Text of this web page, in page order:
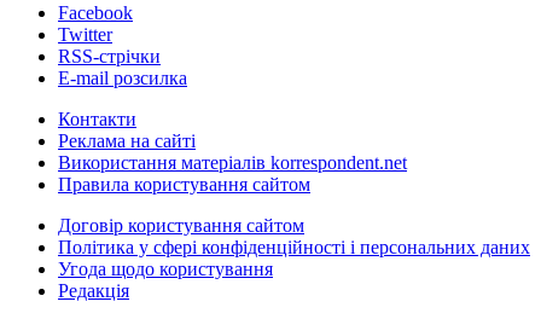
Facebook
Twitter
RSS-стрічки
E-mail розсилка
Контакти
Реклама на сайті
Використання матеріалів korrespondent.net
Правила користування сайтом
Договір користування сайтом
Політика у сфері конфіденційності і персональних даних
Угода щодо користування
Редакція